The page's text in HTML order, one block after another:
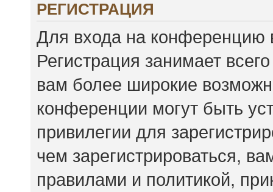
РЕГИСТРАЦИЯ
Для входа на конференцию
Регистрация занимает
вам более широкие
конференции могут быть
привилегии для
чем зарегистрироваться,
правилами и политикой,